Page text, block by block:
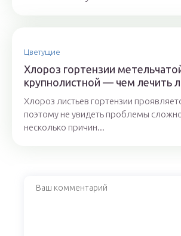
Цветущие
Хлороз гортензии
крупнолистной — чем лечить
Хлороз листьев гортензии
поэтому не увидеть проблемы
несколько причин...